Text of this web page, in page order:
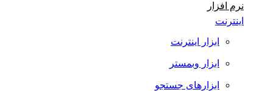
نرم افزار
اینترنت
ابزار اینترنت
ابزار وبمستر
ابزارهای جستجو